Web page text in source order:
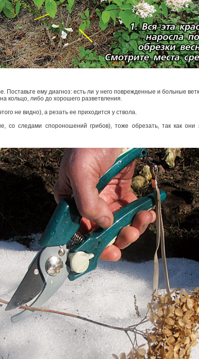
Поставьте ему диагноз: есть ли у него поврежденные и больные
кольцо, либо до хорошего разветвления.
не видно), а резать ее приходится у ствола.
со следами спороношений грибов), тоже обрезать, так как они